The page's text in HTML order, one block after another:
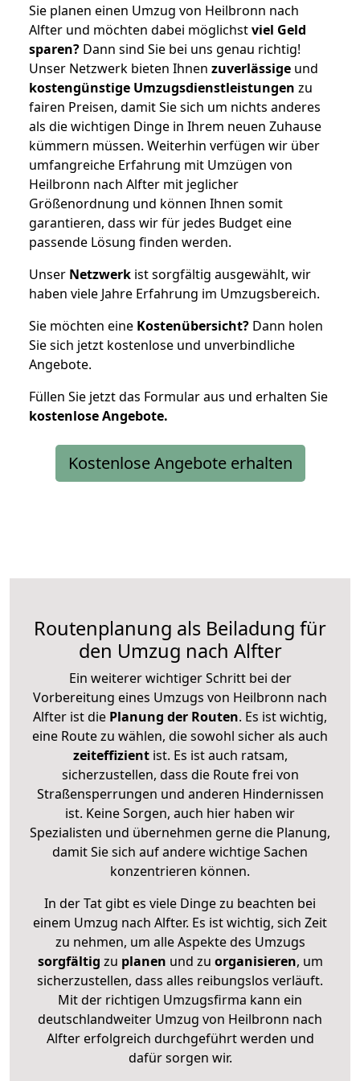
Sie planen einen Umzug von Heilbronn nach
Alfter und möchten dabei möglichstviel Geld
sparen? Dann sind Sie bei uns genau richtig!
Unser Netzwerk bieten Ihnen zuverlässige und
kostengünstige Umzugsdienstleistungen zu
fairen Preisen, damit Sie sich um nichts anderes
als die wichtigen Dinge in Ihrem neuen Zuhause
kümmern müssen. Weiterhin verfügen wir über
umfangreiche Erfahrung mit Umzügen von
Heilbronn nach Alfter mit jeglicher
Größenordnung und können Ihnen somit
garantieren, dass wir für jedes Budget eine
passende Lösung finden werden.
Unser Netzwerk ist sorgfältig ausgewählt, wir
haben viele Jahre Erfahrung im Umzugsbereich.
Sie möchten eine Kostenübersicht? Dann holen
Sie sich jetzt kostenlose und unverbindliche
Angebote.
Füllen Sie jetzt das Formular aus und erhalten Sie
kostenloseAngebote.
Kostenlose Angebote erhalten
Routenplanung als Beiladung für
den Umzug nach Alfter
Ein weiterer wichtiger Schritt bei der
Vorbereitung eines Umzugs von Heilbronn nach
Alfter ist die Planung der Routen. Es ist wichtig,
eine Route zu wählen, die sowohl sicher als auch
zeiteffizientist. Es ist auch ratsam,
sicherzustellen, dass die Route frei von
Straßensperrungen und anderen Hindernissen
ist. Keine Sorgen, auch hier haben wir
Spezialisten und übernehmen gerne die Planung,
damit Sie sich auf andere wichtige Sachen
konzentrieren können.
In der Tat gibt es viele Dinge zu beachten bei
einem Umzug nach Alfter. Es ist wichtig, sich Zeit
zu nehmen, um alle Aspekte des Umzugs
sorgfältig zu planen und zu organisieren, um
sicherzustellen, dass alles reibungslos verläuft.
Mit der richtigen Umzugsfirma kann ein
deutschlandweiter Umzug von Heilbronn nach
Alfter erfolgreich durchgeführt werden und
dafür sorgen wir.